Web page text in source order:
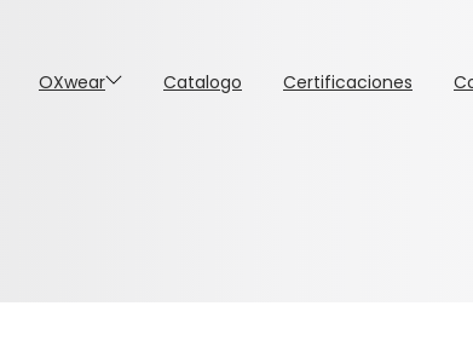
OXwear Catalogo Certificaciones